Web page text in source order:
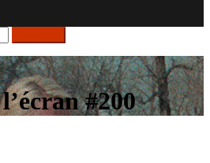
#200